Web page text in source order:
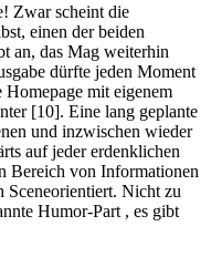
Zwar scheint die
einen der beiden
an, das Mag weiterhin
dürfte jeden Moment
mit eigenem
[10]. Eine lang geplante
und inzwischen wieder
auf jeder erdenklichen
Bereich von Informationen
Sceneorientiert. Nicht zu
Humor-Part , es gibt